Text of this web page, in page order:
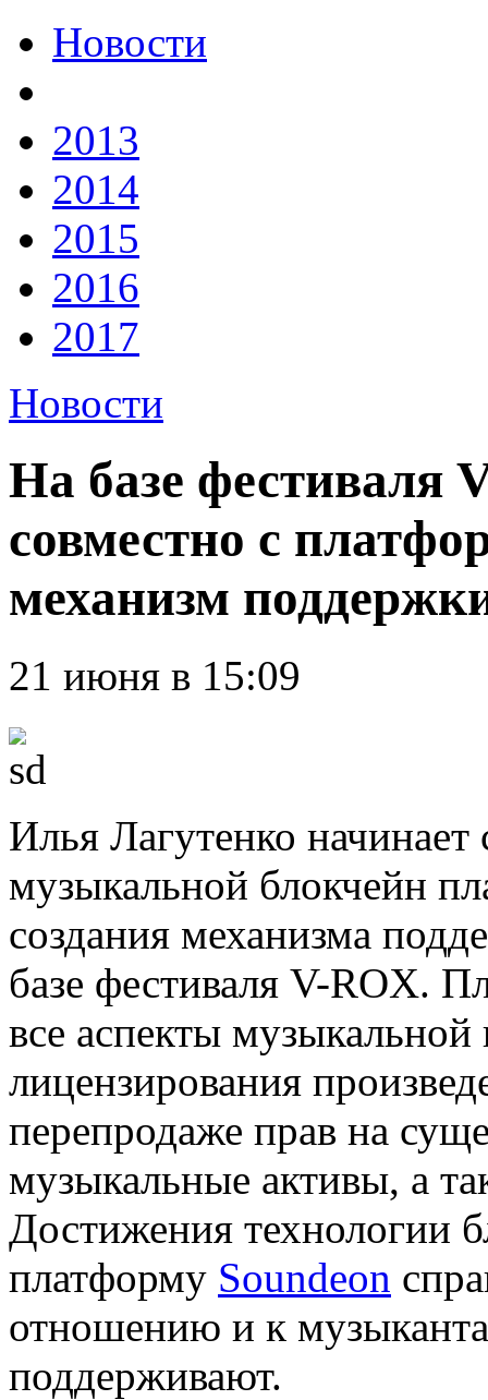
Новости
2013
2014
2015
2016
2017
Новости
На базе фестиваля
совместно с
механизм
21 июня в 15:09
Илья Лагутенко начинает
музыкальной блокчейн
создания механизма
базе фестиваля V-ROX.
все аспекты
лицензирования
перепродаже прав на
музыкальные активы, а
Достижения технологии
платформу Soundeon
отношению и к
поддерживают.